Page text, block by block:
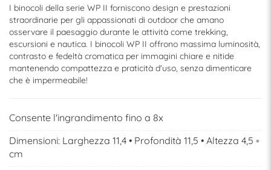
I binocoli della serie WP II forniscono design e prestazioni
straordinarie per gli appassionati di outdoor che amano
osservare il paesaggio durante le attività come trekking,
escursioni e nautica. I binocoli WP II offrono massima luminosità,
contrasto e fedeltà cromatica per immagini chiare e nitide
mantenendo compattezza e praticità d'uso, senza dimenticare
che è impermeabile!
Consente l'ingrandimento fino a 8x
Dimensioni: Larghezza 11,4 • Profondità 11,5 • Altezza 4,5 ◦
cm